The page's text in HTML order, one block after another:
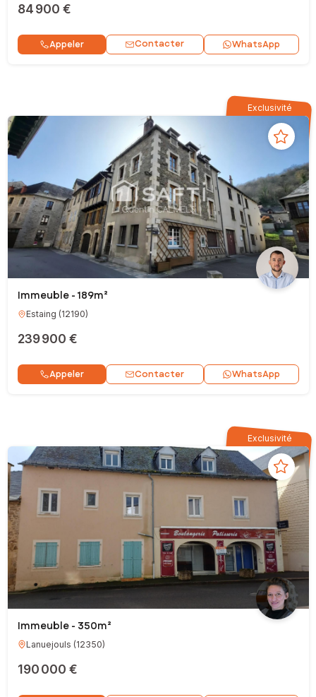
84 900 €
Appeler Contacter WhatsApp
Exclusivité
Immeuble - 189m²
Estaing (12190)
239 900 €
Appeler Contacter WhatsApp
Exclusivité
Immeuble - 350m²
Lanuejouls (12350)
190 000 €